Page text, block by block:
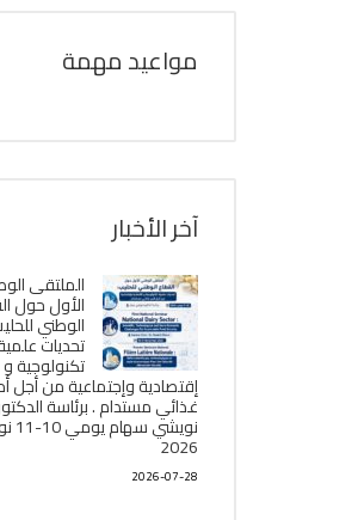
مواعيد مهمة
آخر الأخبار
الملتقى
الأول حول
الوطني
تحديات
تكنولوجية و
إقتصادية وإجتماعية من أجل
غذائي مستدام . برئاسة
2026
2026-07-28